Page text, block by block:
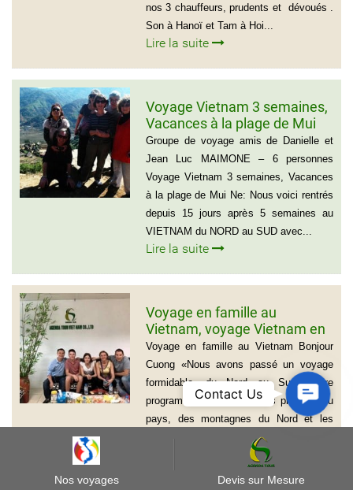
nos 3 chauffeurs, prudents et dévoués .
Son à Hanoï et Tam à Hoi...
Lire la suite
Voyage Vietnam 3 semaines,
Vacances à la plage de Mui
Ne
Groupe de voyage amis de Danielle et
Jean Luc MAIMONE – 6 personnes
Voyage Vietnam 3 semaines, Vacances
à la plage de Mui Ne: Nous voici rentrés
depuis 15 jours après 5 semaines au
VIETNAM du NORD au SUD avec...
Lire la suite
Voyage en famille au
Vietnam, voyage Vietnam en
famille de 15 jours, La famille
Edouard, Tele: 0612011750
Voyage en famille au Vietnam Bonjour
Cuong «Nous avons passé un voyage
formidable, du Nord au Sud. Notre
programme mariait tous les plaisirs du
pays, des montagnes du Nord et les
ethnies locales à l’effervescence des
mégalopoles en passant par...
Nos voyages Devis sur Mesure
Contact
Us
Contact Us